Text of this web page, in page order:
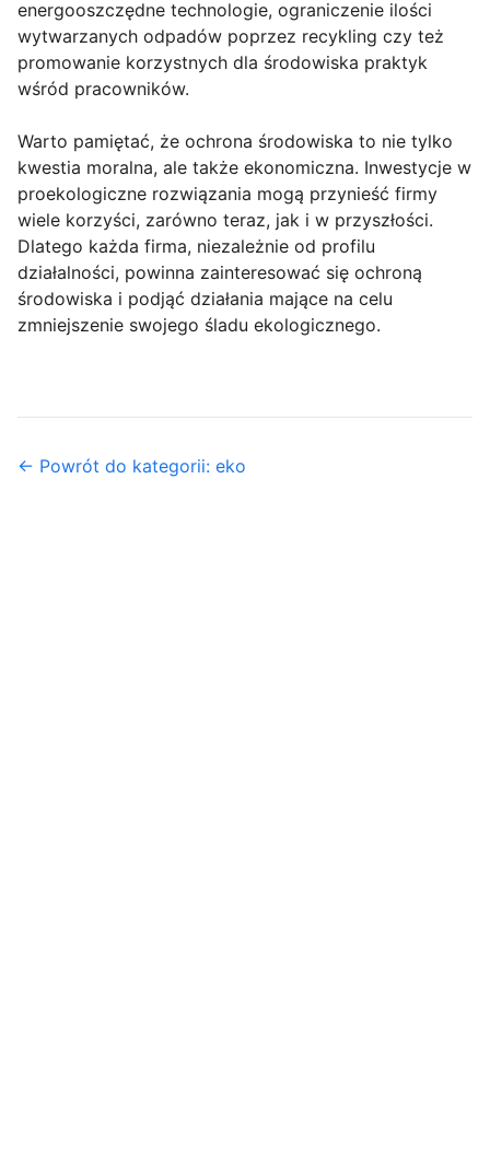
energooszczędne technologie, ograniczenie ilości
wytwarzanych odpadów poprzez recykling czy też
promowanie korzystnych dla środowiska praktyk
wśród pracowników.
Warto pamiętać, że ochrona środowiska to nie tylko
kwestia moralna, ale także ekonomiczna. Inwestycje w
proekologiczne rozwiązania mogą przynieść firmy
wiele korzyści, zarówno teraz, jak i w przyszłości.
Dlatego każda firma, niezależnie od profilu
działalności, powinna zainteresować się ochroną
środowiska i podjąć działania mające na celu
zmniejszenie swojego śladu ekologicznego.
← Powrót do kategorii: eko